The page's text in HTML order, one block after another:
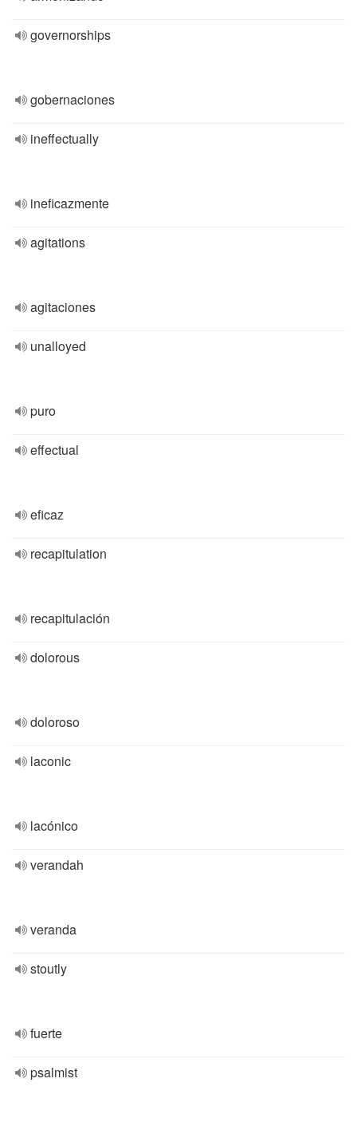
governorships
gobernaciones
ineffectually
ineficazmente
agitations
agitaciones
unalloyed
puro
effectual
eficaz
recapitulation
recapitulación
dolorous
doloroso
laconic
lacónico
verandah
veranda
stoutly
fuerte
psalmist